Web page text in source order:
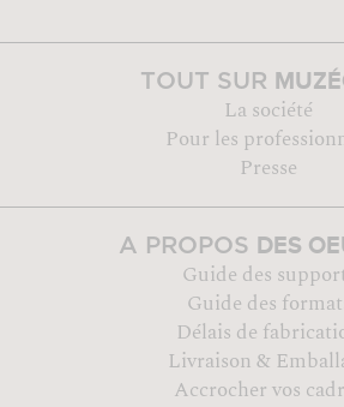
TOUT SUR
La société
Pour les
Presse
A PROPOS DES
Guide des
Guide des
Délais de
Livraison &
Accrocher vos